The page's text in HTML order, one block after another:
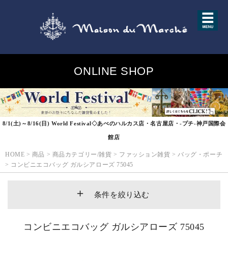
ONLINE SHOP
8/1(土)～8/16(日) World Festival◇あべのハルカス店・名古屋店・-プチ-神戸国際会
館店
HOME > 商品 > 商品カテゴリー/雑貨 > ファッション雑貨 > バッグ・ポーチ
> コンビニエコバッグ ガルシアローズ 75045
条件を絞り込む
コンビニエコバッグ ガルシアローズ 75045